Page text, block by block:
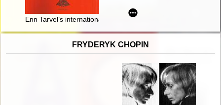
Enn Tarvel’s international reach through his works on the
FRYDERYK CHOPIN